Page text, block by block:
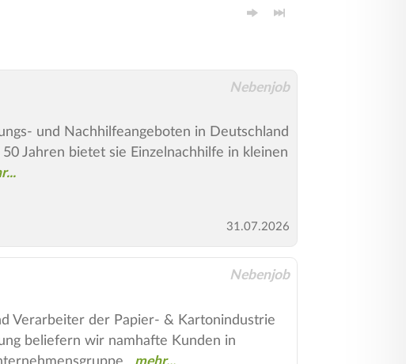
Nebenjob
und Nachhilfeangeboten in Deutschland
Jahren bietet sie Einzelnachhilfe in kleinen
31.07.2026
Nebenjob
Verarbeiter der Papier- & Kartonindustrie
beliefern wir namhafte Kunden in